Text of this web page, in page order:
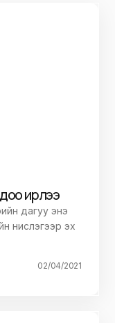
ирлээ
дагуу энэ
нислэгээр эх
02/04/2021